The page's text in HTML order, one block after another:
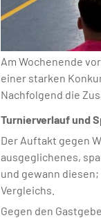
Am Wochenende
einer starken
Nachfolgend die
Turnierverlauf und
Der Auftakt gegen
ausgeglichenes,
und gewann
Vergleichs.
Gegen den